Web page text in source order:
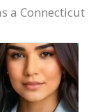
a Connecticut